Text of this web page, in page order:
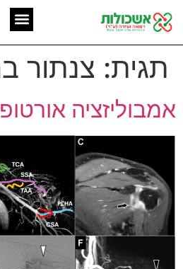
תגית: צנתור
אמבוליזציה